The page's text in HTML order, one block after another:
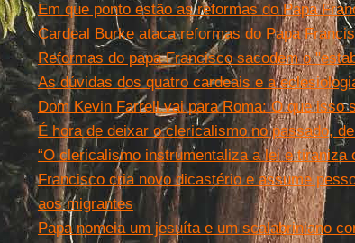
Em que ponto estão as reformas do Papa
Cardeal Burke ataca reformas do Papa
Reformas do papa Francisco sacodem o
As dúvidas dos quatro cardeais e a
Dom Kevin Farrell vai para Roma: O que isso
É hora de deixar o clericalismo no passado,
“O clericalismo instrumentaliza a lei e tiraniza
Francisco cria novo dicastério e assume
aos migrantes
Papa nomeia um jesuíta e um scalabriniano